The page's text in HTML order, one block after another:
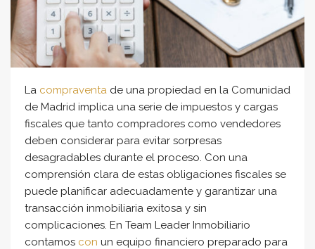
La compraventa de una propiedad en la Comunidad
de Madrid implica una serie de impuestos y cargas
fiscales que tanto compradores como vendedores
deben considerar para evitar sorpresas
desagradables durante el proceso. Con una
comprensión clara de estas obligaciones fiscales se
puede planificar adecuadamente y garantizar una
transacción inmobiliaria exitosa y sin
complicaciones. En Team Leader Inmobiliario
contamos con un equipo financiero preparado para